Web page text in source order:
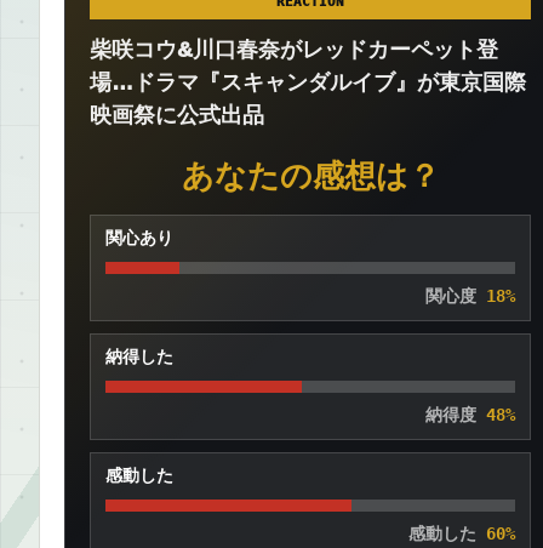
柴咲コウ&川口春奈がレッドカーペット登
場…ドラマ『スキャンダルイブ』が東京国際
映画祭に公式出品
あなたの感想は？
関心あり
関心度 18%
納得した
納得度 48%
感動した
感動した 60%